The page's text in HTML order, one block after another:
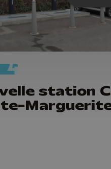
station